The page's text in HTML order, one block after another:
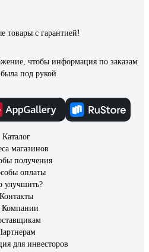
товары с гарантией!
чтобы информация по заказам
была под рукой
Каталог
магазинов
получения
оплаты
улучшить?
Контакты
для инвесторов